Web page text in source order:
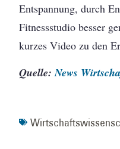
Entspannung, durch
Fitnessstudio besser
kurzes Video zu den
Quelle:News